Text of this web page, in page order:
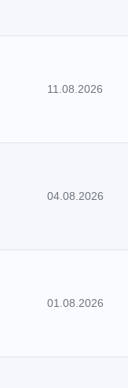
11.08.2026
04.08.2026
01.08.2026